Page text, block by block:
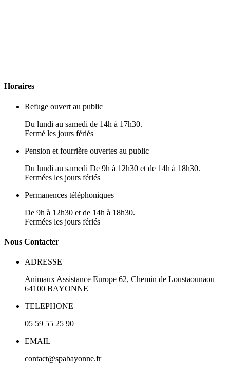
Horaires
Refuge ouvert au public
Du lundi au samedi de 14h à 17h30.
Fermé les jours fériés
Pension et fourrière ouvertes au public
Du lundi au samedi De 9h à 12h30 et de 14h à 18h30.
Fermées les jours fériés
Permanences téléphoniques
De 9h à 12h30 et de 14h à 18h30.
Fermées les jours fériés
Nous Contacter
ADRESSE
Animaux Assistance Europe 62, Chemin de Loustaounaou
64100 BAYONNE
TELEPHONE
05 59 55 25 90
EMAIL
contact@spabayonne.fr